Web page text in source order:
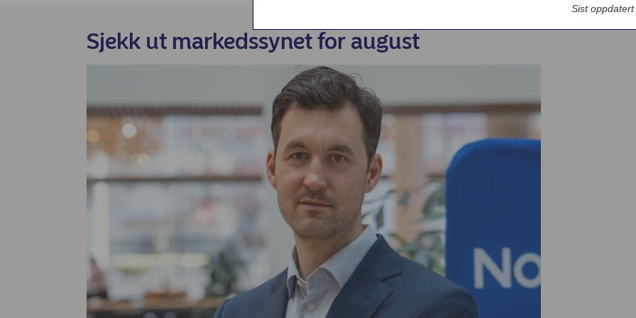
Persondialogen - Nordea Liv
Sjekk ut markedssynet for august
Sist